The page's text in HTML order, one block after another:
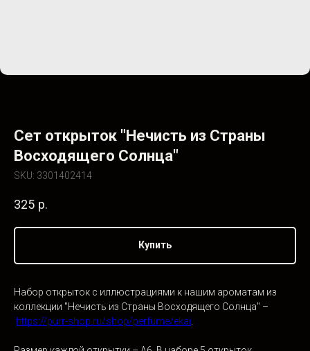
Сет открыток "Нечисть из Страны
Восходящего Солнца"
SKU: 3301402414
325 р.
Купить
Набор открыток с иллюстрациями к нашим ароматам из
коллекции "Нечисть из Страны Восходящего Солнца" –
https://purr-shop.ru/shop/perfume/ekai